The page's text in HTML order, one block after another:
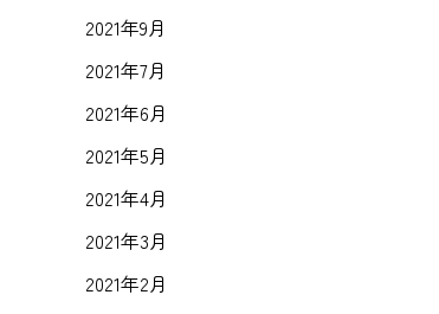
2021年9月
2021年7月
2021年6月
2021年5月
2021年4月
2021年3月
2021年2月